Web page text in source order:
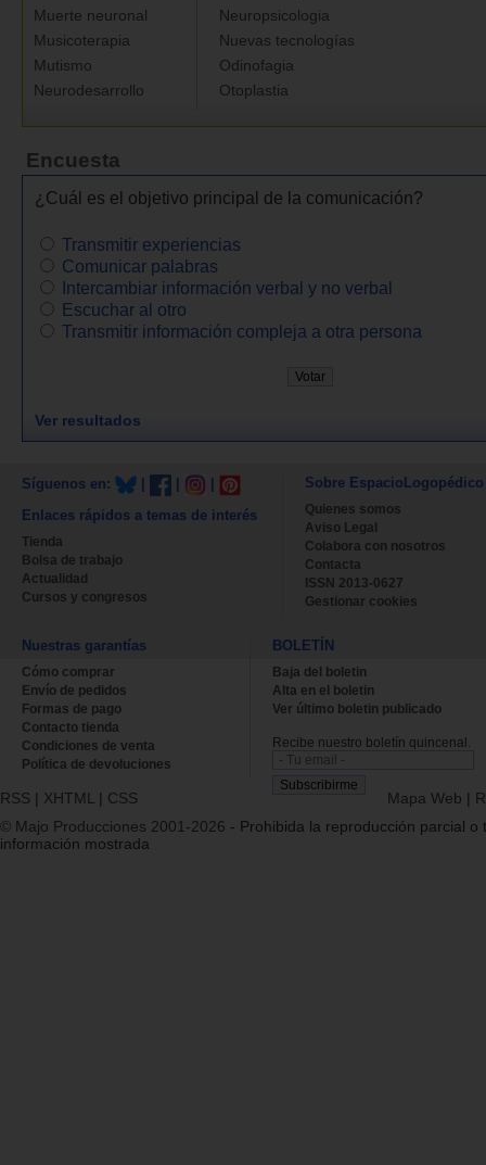
Muerte neuronal
Musicoterapia
Mutismo
Neurodesarrollo
Neuropsicologia
Nuevas tecnologías
Odinofagia
Otoplastia
Encuesta
¿Cuál es el objetivo principal de la comunicación?
Transmitir experiencias
Comunicar palabras
Intercambiar información verbal y no verbal
Escuchar al otro
Transmitir información compleja a otra persona
Ver resultados
Síguenos en:
Enlaces rápidos a temas de interés
Tienda
Bolsa de trabajo
Actualidad
Cursos y congresos
Sobre EspacioLogopédico
Quienes somos
Aviso Legal
Colabora con nosotros
Contacta
ISSN 2013-0627
Gestionar cookies
Nuestras garantías
Cómo comprar
Envío de pedidos
Formas de pago
Contacto tienda
Condiciones de venta
Política de devoluciones
BOLETÍN
Baja del boletin
Alta en el boletin
Ver último boletin publicado
Recibe nuestro boletín quincenal.
RSS | XHTML | CSS Mapa Web |
© Majo Producciones 2001-2026 - Prohibida la reproducción parcial o
información mostrada